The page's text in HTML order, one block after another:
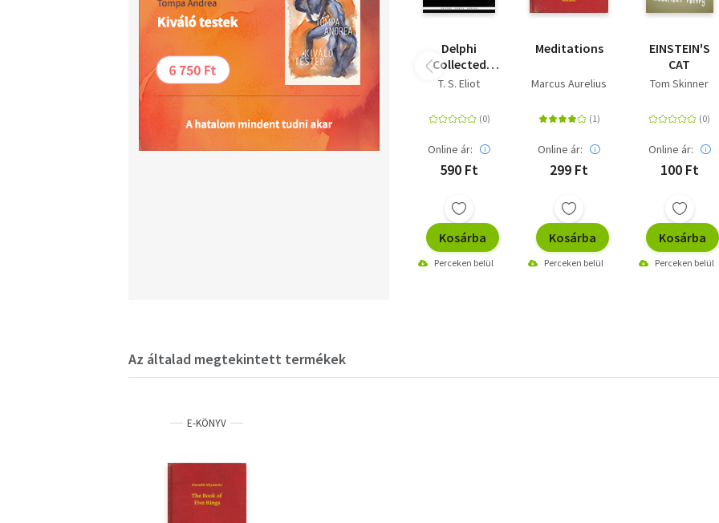
Delphi
Collected
Works of T. S.
T. S. Eliot
Online ár:
590 Ft
Kosárba
Perceken belül
Meditations
Marcus Aurelius
Online ár:
299 Ft
Kosárba
Perceken belül
EINSTEIN'S
CAT
Tom Skinner
Online ár:
100 Ft
Kosárba
Perceken belül
Az általad megtekintett termékek
E-KÖNYV